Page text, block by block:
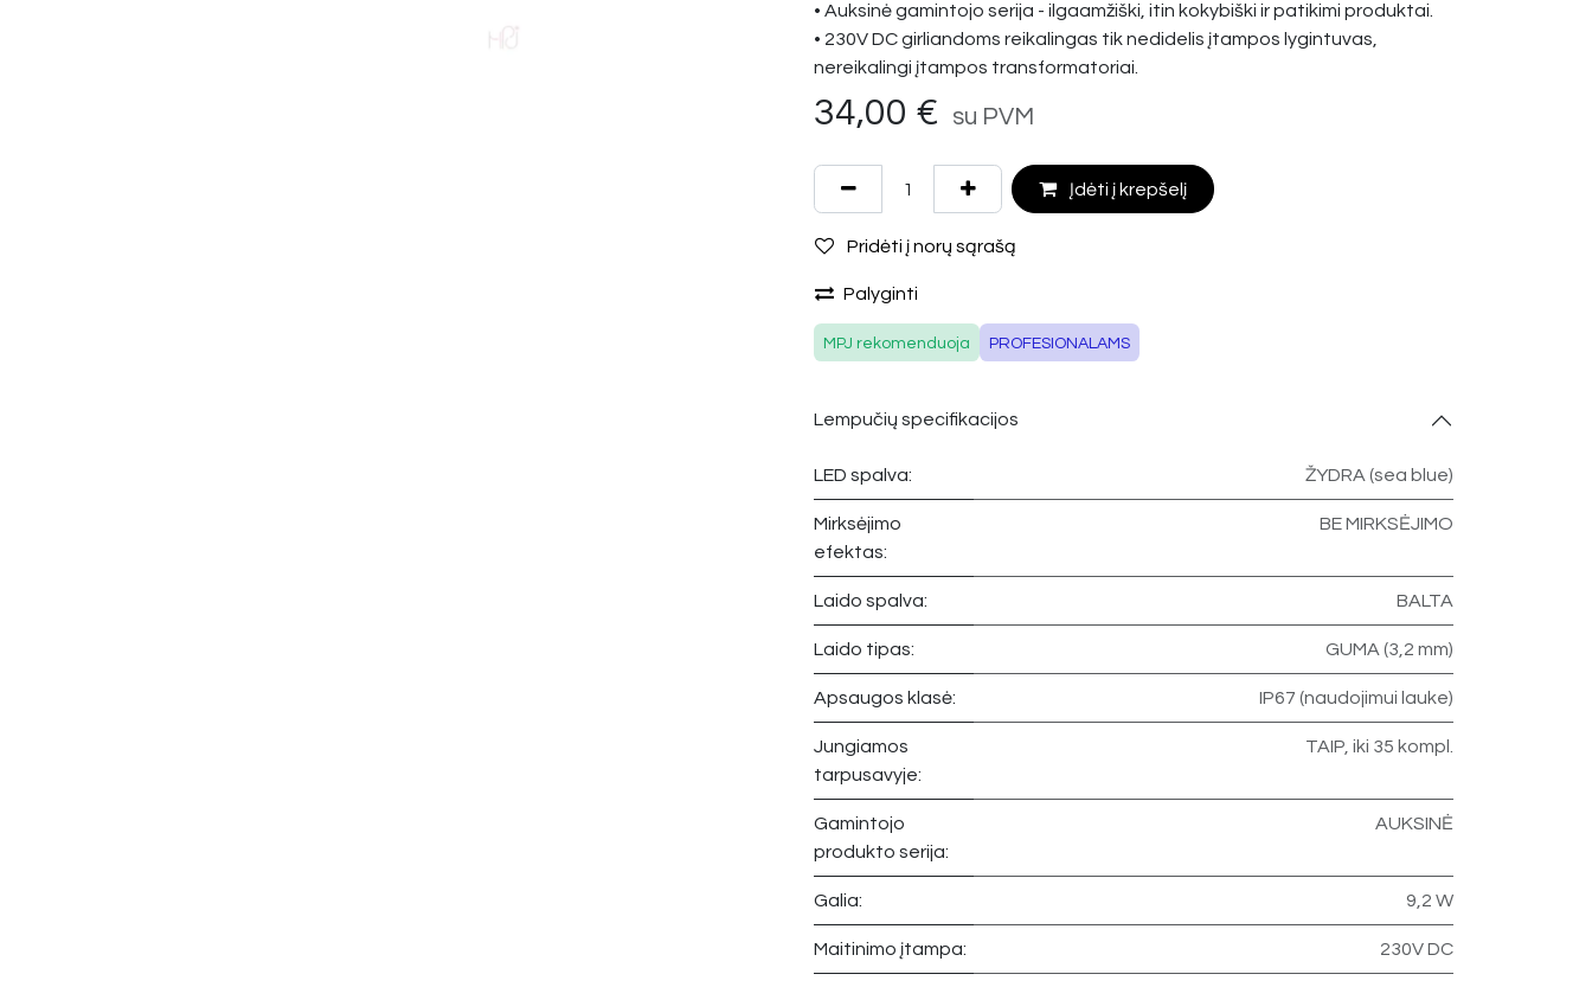
• Auksinė gamintojo serija - ilgaamžiški, itin kokybiški ir patikimi produktai.
• 230V DC girliandoms reikalingas tik nedidelis įtampos lygintuvas,
nereikalingi įtampos transformatoriai.
34,00 € su PVM
Įdėti į krepšelį
Pridėti į norų sąrašą
Palyginti
MPJ rekomenduoja PROFESIONALAMS
Lempučių specifikacijos
LED spalva: ŽYDRA (sea blue)
Mirksėjimo
efektas:
BE MIRKSĖJIMO
Laido spalva: BALTA
Laido tipas: GUMA (3,2 mm)
Apsaugos klasė: IP67 (naudojimui lauke)
Jungiamos
tarpusavyje:
TAIP, iki 35 kompl.
Gamintojo
produkto serija:
AUKSINĖ
Galia: 9,2 W
Maitinimo įtampa: 230V DC